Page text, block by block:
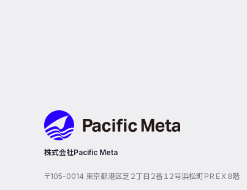
株式会社Pacific Meta
〒105-0014 東京都港区芝２丁目２番１２号浜松町ＰＲＥＸ８階